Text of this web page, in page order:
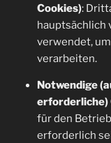
Cookies):
hauptsächlich
verwendet,
verarbeiten.
Notwendige
erforderliche)
für den
erforderlich